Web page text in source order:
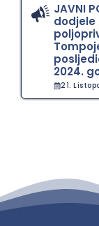
JAVNI
2024.
21.